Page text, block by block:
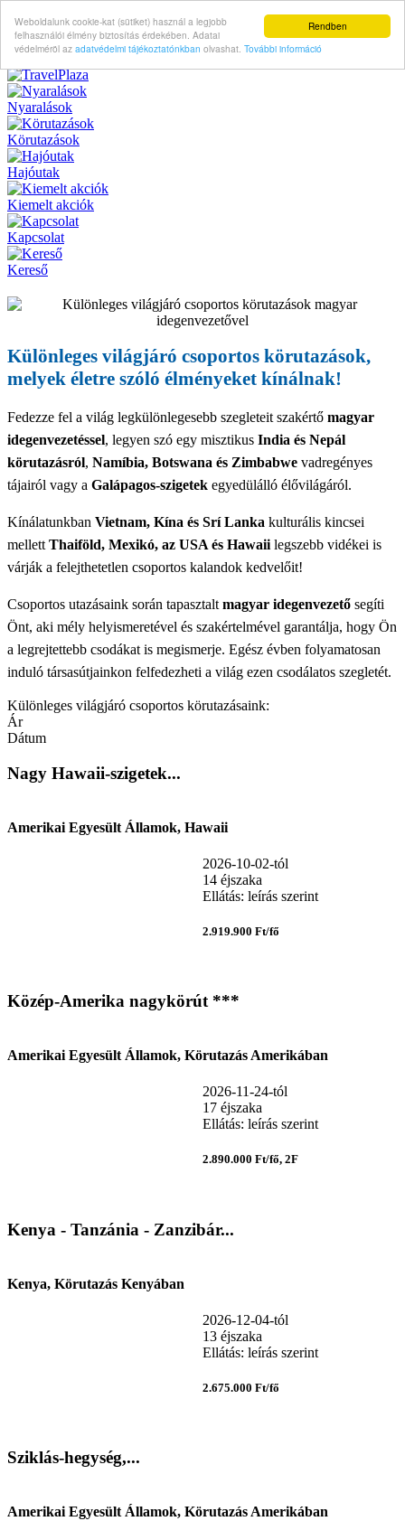
Rendben
Weboldalunk cookie-kat (sütiket) használ a legjobb
felhasználói élmény biztosítás érdekében. Adatai
védelméröl az adatvédelmi tájékoztatónkban olvashat. További információ
Nyaralások
Körutazások
Hajóutak
Kiemelt akciók
Kapcsolat
Kereső
Különleges világjáró csoportos körutazások,
melyek életre szóló élményeket kínálnak!
Fedezze fel a világ legkülönlegesebb szegleteit szakértő magyar
idegenvezetéssel, legyen szó egy misztikus India és Nepál
körutazásról, Namíbia, Botswana és Zimbabwe vadregényes
tájairól vagy a Galápagos-szigetek egyedülálló élővilágáról.
Kínálatunkban Vietnam, Kína és Srí Lanka kulturális kincsei
mellett Thaiföld, Mexikó, az USA és Hawaii legszebb vidékei is
várják a felejthetetlen csoportos kalandok kedvelőit!
Csoportos utazásaink során tapasztalt magyar idegenvezető segíti
Önt, aki mély helyismeretével és szakértelmével garantálja, hogy Ön
a legrejtettebb csodákat is megismerje. Egész évben folyamatosan
induló társasútjainkon felfedezheti a világ ezen csodálatos szegletét.
Különleges világjáró csoportos körutazásaink:
Ár
Dátum
Nagy Hawaii-szigetek...
Amerikai Egyesült Államok, Hawaii
2026-10-02-tól
14 éjszaka
Ellátás: leírás szerint
2.919.900 Ft/fő
Közép-Amerika nagykörút ***
Amerikai Egyesült Államok, Körutazás Amerikában
2026-11-24-tól
17 éjszaka
Ellátás: leírás szerint
2.890.000 Ft/fő, 2F
Kenya - Tanzánia - Zanzibár...
Kenya, Körutazás Kenyában
2026-12-04-tól
13 éjszaka
Ellátás: leírás szerint
2.675.000 Ft/fő
Sziklás-hegység,...
Amerikai Egyesült Államok, Körutazás Amerikában